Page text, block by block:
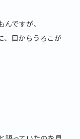
ですが、
、目からうろこが